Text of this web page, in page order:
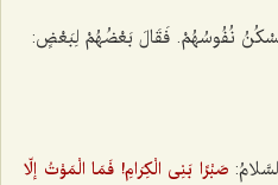
تَسْکُنُ نُفُوسُهُمْ. فَقَالَ بَعْضُهُمْ لِبَعْضٍ:
صَبْرًا بَنِی الْکِرَامِ! فَمَا الْمَوْتُ إلّا